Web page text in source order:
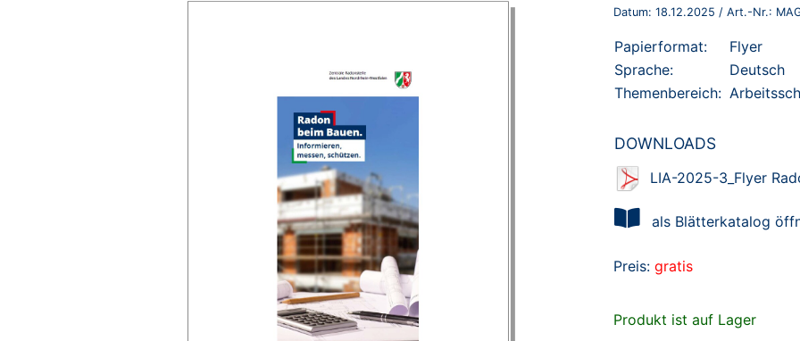
Datum: 18.12.2025 / Art.-Nr.:
Papierformat:
Flyer
Sprache:
Deutsch
Themenbereich:
DOWNLOADS
LIA-2025-3_Flyer
als Blätterkatalog
Preis: gratis
Produkt ist auf Lager